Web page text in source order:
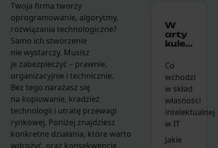
Twoja firma tworzy
oprogramowanie, algorytmy,
rozwiązania technologiczne?
Samo ich stworzenie
nie wystarczy. Musisz
je zabezpieczyć – prawnie,
organizacyjnie i technicznie.
Bez tego narażasz się
na kopiowanie, kradzież
technologii i utratę przewagi
rynkowej. Poniżej znajdziesz
konkretne działania, które warto
wdrożyć, oraz konsekwencje,
W
arty
kule...
Co
wchodzi
w skład
własności
intelektualnej
w IT
Jakie